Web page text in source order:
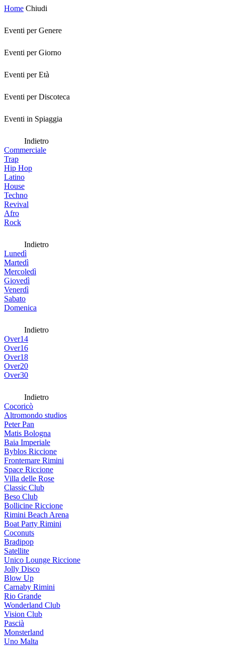
Home Chiudi
Eventi per Genere
Eventi per Giorno
Eventi per Età
Eventi per Discoteca
Eventi in Spiaggia
Indietro
Commerciale
Trap
Hip Hop
Latino
House
Techno
Revival
Afro
Rock
Indietro
Lunedì
Martedì
Mercoledì
Giovedì
Venerdì
Sabato
Domenica
Indietro
Over14
Over16
Over18
Over20
Over30
Indietro
Cocoricò
Altromondo studios
Peter Pan
Matis Bologna
Baia Imperiale
Byblos Riccione
Frontemare Rimini
Space Riccione
Villa delle Rose
Classic Club
Beso Club
Bollicine Riccione
Rimini Beach Arena
Boat Party Rimini
Coconuts
Bradipop
Satellite
Unico Lounge Riccione
Jolly Disco
Blow Up
Carnaby Rimini
Rio Grande
Wonderland Club
Vision Club
Pascià
Monsterland
Uno Malta